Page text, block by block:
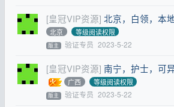
[皇冠VIP资源] 北京，白领，本
北京 等级阅读权限
版主 验证专员 2023-5-22
[皇冠VIP资源] 南宁，护士，可
广西 等级阅读权限
版主 验证专员 2023-5-22